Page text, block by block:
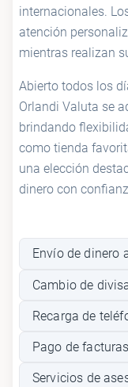
internacionales.
atención
mientras realizan
Abierto todos los
Orlandi Valuta se
brindando
como tienda
una elección
dinero con
Envío de dinero
Cambio de
Recarga de
Pago de facturas
Servicios de